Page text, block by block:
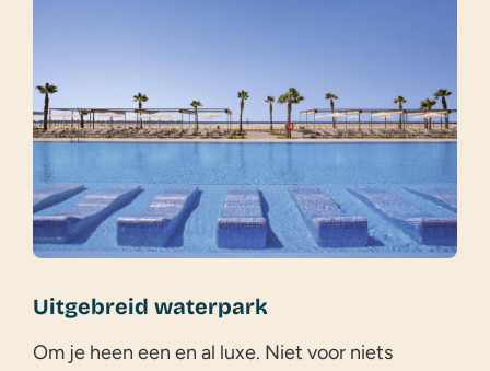
Uitgebreid waterpark
Om je heen een en al luxe. Niet voor niets